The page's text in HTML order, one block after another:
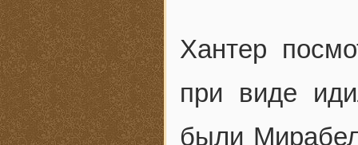
Хантер
при виде
были